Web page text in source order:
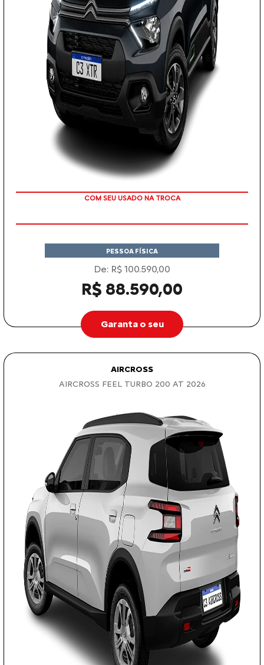
COM SEU USADO NA TROCA
PESSOA FÍSICA
De: R$ 100.590,00
R$ 88.590,00
Garanta o seu
AIRCROSS
AIRCROSS FEEL TURBO 200 AT 2026